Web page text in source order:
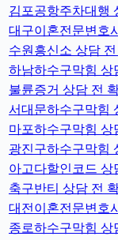
김포공항주차대행
대구이혼전문변호
수원흥신소 상담
하남하수구막힘 상
불륜증거 상담 전
서대문하수구막힘
마포하수구막힘 상
광진구하수구막힘
아고다할인코드 상
축구반티 상담 전
대전이혼전문변호
종로하수구막힘 상